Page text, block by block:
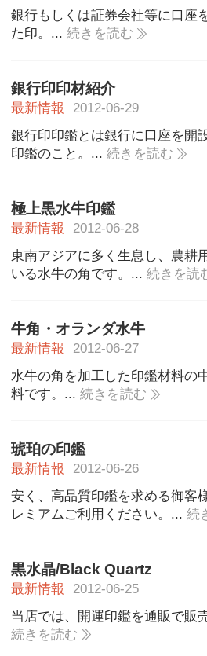
銀行もしくは証券会社等に口座
た印。...続きを読む
銀行印印材紹介
最新情報
2012-06-29
銀行印印鑑とは銀行に口座を開
印鑑のこと。...続きを読む
極上黒水牛印鑑
最新情報
2012-06-28
東南アジアに多く生息し、農耕
いる水牛の角です。...続きを読
牛角・オランダ水牛
最新情報
2012-06-27
水牛の角を加工した印鑑材料の
料です。...続きを読む
琥珀の印鑑
最新情報
2012-06-26
安く、高品質印鑑を求める御客
レミアムご利用ください。...続
黒水晶/Black Quartz
最新情報
2012-06-25
当店では、開運印鑑を通販で販
続きを読む